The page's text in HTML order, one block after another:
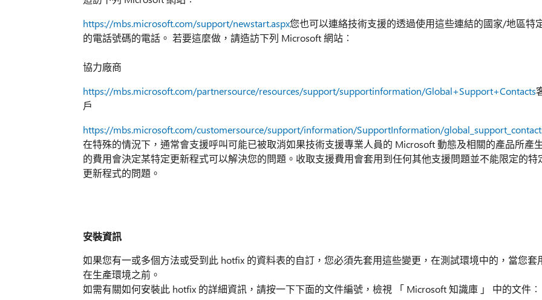
https://mbs.microsoft.com/support/newstart.aspx您也可以連絡技術支援的透過使用這些連結的國家/地區特
的電話號碼的電話。 若要這麼做，請造訪下列 Microsoft 網站︰
協力廠商
https://mbs.microsoft.com/partnersource/resources/support/supportinformation/Global+Support+Contacts
戶
https://mbs.microsoft.com/customersource/support/information/SupportInformation/
在特殊的情況下，通常會支援呼叫可能已被取消如果技術支援專業人員的 Microsoft 動態及相關的產品所產
的費用會決定某特定更新程式可以解決您的問題。收取支援費用會套用到任何其他支援問題並不能限定的特
更新程式的問題。
安裝資訊
如果您有一或多個方法或受到此 hotfix 的資料表的自訂，您必須先套用這些變更，在測試環境中的，當您套
在生產環境之前。
如需有關如何安裝此 hotfix 的詳細資訊，請按一下下面的文件編號，檢視 「 Microsoft 知識庫 」 中的文件︰